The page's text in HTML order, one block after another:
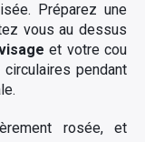
Préparez une
vous au dessus
et votre cou
pendant
rosée, et